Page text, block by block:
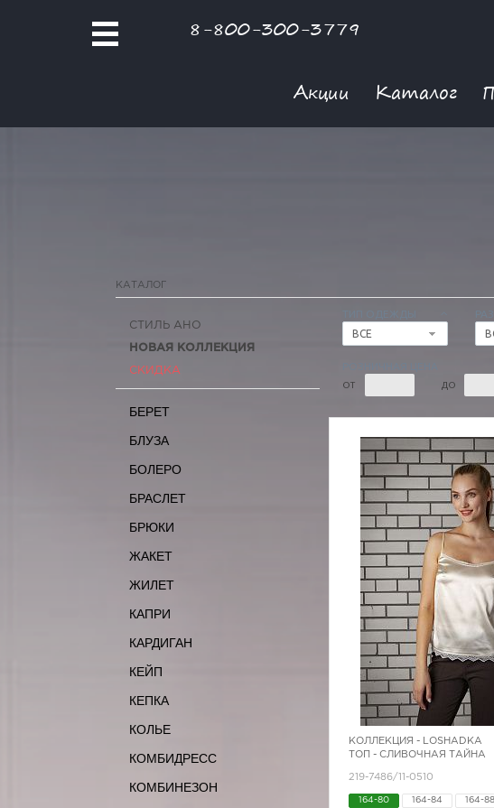
8-800-300-3779
Акции Каталог
КАТАЛОГ
ВСЕ
ОТ ДО
СТИЛЬ АНО
НОВАЯ КОЛЛЕКЦИЯ
СКИДКА
БЕРЕТ
БЛУЗА
БОЛЕРО
БРАСЛЕТ
БРЮКИ
ЖАКЕТ
ЖИЛЕТ
КАПРИ
КАРДИГАН
КЕЙП
КЕПКА
КОЛЬЕ
КОМБИДРЕСС
КОМБИНЕЗОН
КОЛЛЕКЦИЯ - LOSHADKA
ТОП - СЛИВОЧНАЯ ТАЙНА
219-7486/11-0510
164-80 164-84 164-88